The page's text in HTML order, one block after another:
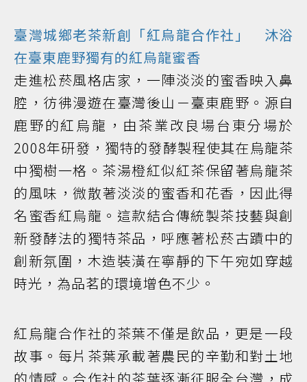
臺灣城鄉老茶新創「紅烏龍合作社」 沐浴
在臺東鹿野獨有的紅烏龍蜜香
走進松菸風格店家，一陣淡淡的蜜香映入鼻
腔，彷彿漫遊在臺灣後山－臺東鹿野。源自
鹿野的紅烏龍，由茶業改良場台東分場於
2008年研發，獨特的發酵製程使其在烏龍茶
中獨樹一格。茶湯橙紅似紅茶保留著烏龍茶
的風味，微散著淡淡的蜜香和花香，因此得
名蜜香紅烏龍。這款結合傳統製茶技藝與創
新發酵法的獨特茶品，呼應著松菸古蹟中的
創新氛圍，木造裝潢在寧靜的下午宛如穿越
時光，為品茗的環境增色不少。
紅烏龍合作社的茶葉不僅是飲品，更是一段
故事。每片茶葉承載著農民的辛勤和對土地